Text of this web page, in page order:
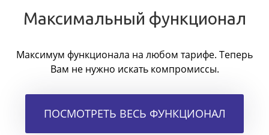
Максимальный функционал
Максимум функционала на любом тарифе. Теперь
Вам не нужно искать компромиссы.
ПОСМОТРЕТЬ ВЕСЬ ФУНКЦИОНАЛ